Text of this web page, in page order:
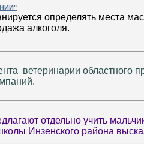
определять места
алкоголя.
ветеринарии областного
отдельно учить
Инзенского района